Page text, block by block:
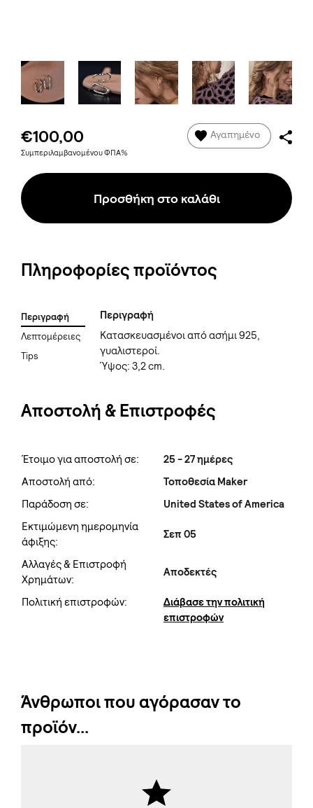
€100,00
Συμπεριλαμβανομένου ΦΠΑ%
Αγαπημένο
Προσθήκη στο καλάθι
Πληροφορίες προϊόντος
Περιγραφή
Λεπτομέρειες
Tips
Περιγραφή
Κατασκευασμένοι από ασήμι 925,
γυαλιστεροί.
Ύψος: 3,2 cm.
Αποστολή & Επιστροφές
Έτοιμο για αποστολή σε:
25 - 27 ημέρες
Αποστολή από:
Τοποθεσία Maker
Παράδοση σε:
United States of America
Εκτιμώμενη ημερομηνία
άφιξης:
Σεπ 05
Αλλαγές & Επιστροφή
Χρημάτων:
Αποδεκτές
Πολιτική επιστροφών:
Διάβασε την πολιτική
επιστροφών
Άνθρωποι που αγόρασαν το
προϊόν...